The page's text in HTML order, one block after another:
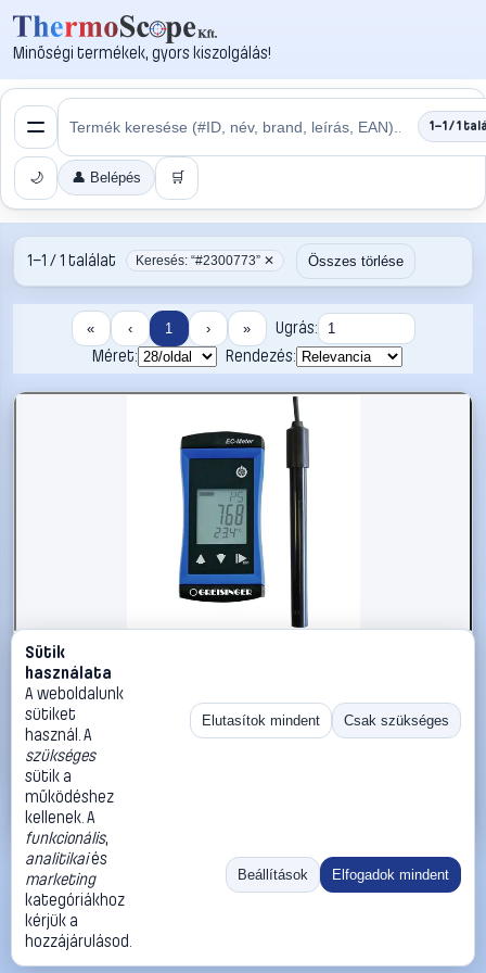
Minőségi termékek, gyors kiszolgálás!
1–1 / 1
🌙 👤 Belépés 🛒
1–1 / 1 találat Keresés: “#2300773” ✕ Összes törlése
« ‹ 1 › »
Ugrás:
Méret:
Rendezés:
#2300773
Vízálló kompakt vezetőképesség mérő 0...5000 μS/cm,
Greisinger G1409-L01
Greisinger Vízmérőműszerek, folyadékanalízis
88 990 Ft
Kosárba
«
Ugrás:
Méret:
Rendezés:
©2026
ThermoScope
ÁSZF
Cégbemutató
Sütik
használata
A weboldalunk
sütiket
használ. A
szükséges
sütik a
működéshez
kellenek. A
funkcionális,
analitikaiés
marketing
kategóriákhoz
kérjük a
hozzájárulásod.
Elutasítok mindent Csak szükséges
Beállítások Elfogadok mindent